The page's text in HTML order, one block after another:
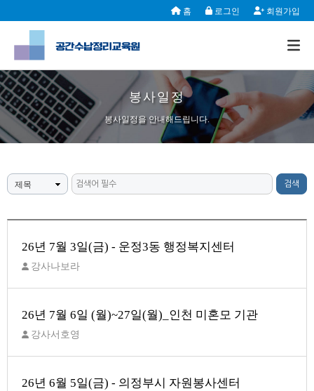
홈 로그인 회원가입
봉사일정
봉사일정을 안내해드립니다.
제목
26년 7월 3일(금) - 운정3동 행정복지센터
강사나보라
26년 7월 6일 (월)~27일(월)_인천 미혼모 기관
강사서호영
26년 6월 5일(금) - 의정부시 자원봉사센터